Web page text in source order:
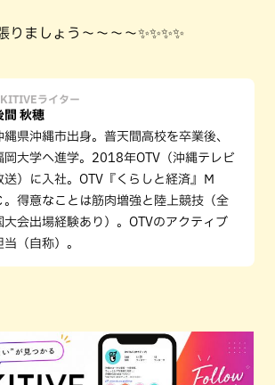
りましょう～～～～✨✨✨✨
ライター
間 秋穂
縄県沖縄市出身。普天間高校を卒業後、
岡大学へ進学。2018年OTV（沖縄テレビ
送）に入社。OTV『くらしと経済』Ｍ
。得意なことは筋肉増強と陸上競技（全
大会出場経験あり）。OTVのアクティブ
当（自称）。